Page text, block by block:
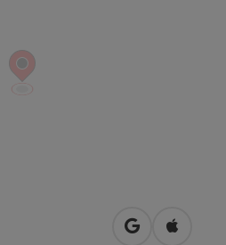
Openen in